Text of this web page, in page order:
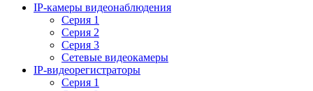
IP-камеры видеонаблюдения
Серия 1
Серия 2
Серия 3
Сетевые видеокамеры
IP-видеорегистраторы
Серия 1